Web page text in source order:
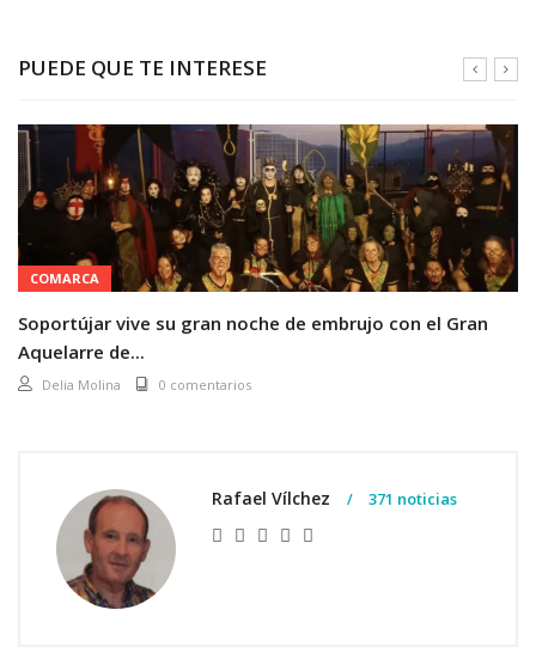
PUEDE QUE TE INTERESE
COMARCA
Soportújar vive su gran noche de embrujo con el Gran
Aquelarre de...
Delia Molina 0 comentarios
Rafael Vílchez 371 noticias